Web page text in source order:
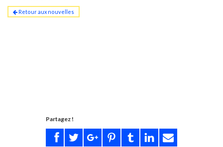
Retour aux nouvelles
Partagez !